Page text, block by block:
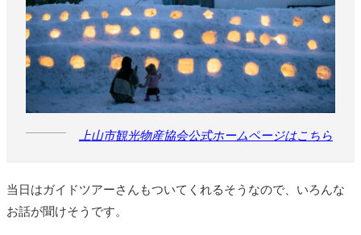
上山市観光物産協会公式ホームページはこちら
当日はガイドツアーさんもついてくれるそうなので、いろんな
お話が聞けそうです。